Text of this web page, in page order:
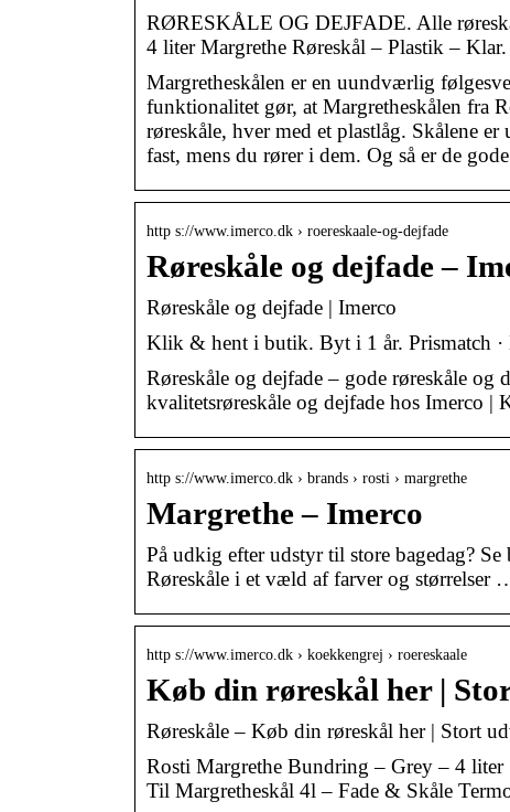
RØRESKÅLE OG DEJFADE. Alle
4 liter Margrethe Røreskål – Plastik –
Margretheskålen er en uundværlig
funktionalitet gør, at Margretheskålen fra
røreskåle, hver med et plastlåg. Skålene
fast, mens du rører i dem. Og så er de
http s://www.imerco.dk › roereskaale-og-dejfade
Røreskåle og dejfade –
Røreskåle og dejfade | Imerco
Klik & hent i butik. Byt i 1 år. Prismatch
Røreskåle og dejfade – gode røreskåle
kvalitetsrøreskåle og dejfade hos Imerco |
http s://www.imerco.dk › brands › rosti › margrethe
Margrethe – Imerco
På udkig efter udstyr til store bagedag?
Røreskåle i et væld af farver og størrelser
http s://www.imerco.dk › koekkengrej › roereskaale
Køb din røreskål her |
Røreskåle – Køb din røreskål her | Stort
Rosti Margrethe Bundring – Grey – 4
Til Margretheskål 4l – Fade & Skåle